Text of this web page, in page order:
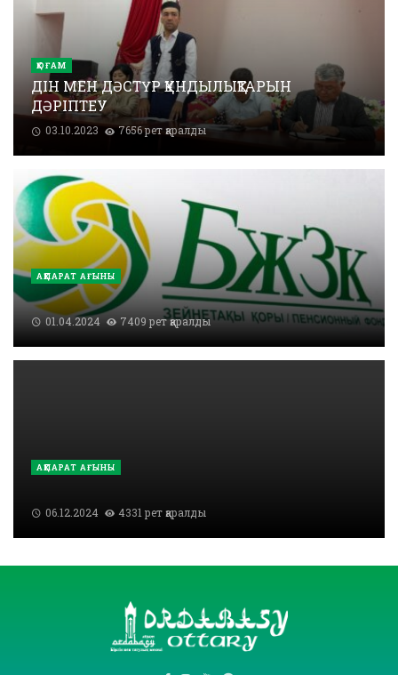
ҚОҒАМ
ДІН МЕН ДӘСТҮР ҚҰНДЫЛЫҚТАРЫН
ДӘРІПТЕУ
03.10.2023 7656 рет қаралды
АҚПАРАТ АҒЫНЫ
01.04.2024 7409 рет қаралды
АҚПАРАТ АҒЫНЫ
06.12.2024 4331 рет қаралды